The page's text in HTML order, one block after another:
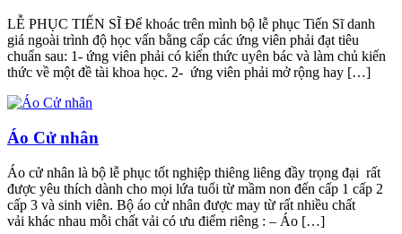
LỄ PHỤC TIẾN SĨ Để khoác trên mình bộ lễ phục Tiến Sĩ danh
giá ngoài trình độ học vấn bằng cấp các ứng viên phải đạt tiêu
chuẩn sau: 1- ứng viên phải có kiến thức uyên bác và làm chủ kiến
thức về một đề tài khoa học. 2- ứng viên phải mở rộng hay […]
Áo Cử nhân
Áo cử nhân là bộ lễ phục tốt nghiệp thiêng liêng đầy trọng đại rất
được yêu thích dành cho mọi lứa tuổi từ mầm non đến cấp 1 cấp 2
cấp 3 và sinh viên. Bộ áo cử nhân được may từ rất nhiều chất
vải khác nhau mỗi chất vải có ưu điểm riêng : – Áo […]